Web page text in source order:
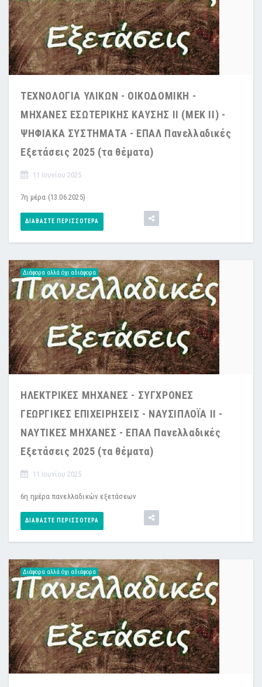
ΤΕΧΝΟΛΟΓΙΑ ΥΛΙΚΩΝ - ΟΙΚΟΔΟΜΙΚΗ -
ΜΗΧΑΝΕΣ ΕΣΩΤΕΡΙΚΗΣ ΚΑΥΣΗΣ II (ΜΕΚ ΙΙ) -
ΨΗΦΙΑΚΑ ΣΥΣΤΗΜΑΤΑ - ΕΠΑΛ Πανελλαδικές
Εξετάσεις 2025 (τα θέματα)
11 Ιουνίου 2025
7η μέρα (13.06.2025)
ΔΙΑΒΆΣΤΕ ΠΕΡΙΣΣΌΤΕΡΑ
Διάφορα αλλά όχι αδιάφορα
ΗΛΕΚΤΡΙΚΕΣ ΜΗΧΑΝΕΣ - ΣΥΓΧΡΟΝΕΣ
ΓΕΩΡΓΙΚΕΣ ΕΠΙΧΕΙΡΗΣΕΙΣ - ΝΑΥΣΙΠΛΟΪΑ ΙΙ -
ΝΑΥΤΙΚΕΣ ΜΗΧΑΝΕΣ - ΕΠΑΛ Πανελλαδικές
Εξετάσεις 2025 (τα θέματα)
11 Ιουνίου 2025
6η ημέρα πανελλαδικών εξετάσεων
ΔΙΑΒΆΣΤΕ ΠΕΡΙΣΣΌΤΕΡΑ
Διάφορα αλλά όχι αδιάφορα